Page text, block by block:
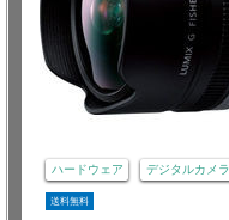
ハードウェア デジタルカメラ
送料無料